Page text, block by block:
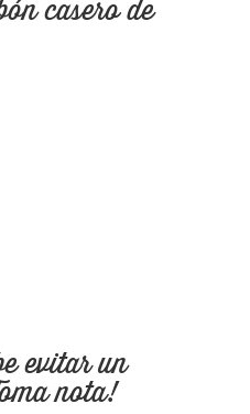
casero de
evitar un
nota!